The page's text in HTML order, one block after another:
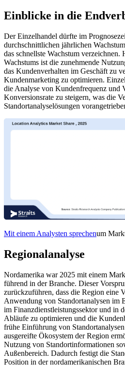
Einblicke in die
Der Einzelhandel dürfte im
durchschnittlichen jährlichen
das schnellste Wachstum verzeichnen.
Wachstums ist die zunehmende
das Kundenverhalten im Geschäft zu
Kundenmarketing zu optimieren.
die Analyse von Kundenfrequenz und
Konversionsrate zu steigern, was die
Standortanalyselösungen
Mit einem Analysten sprechenum
Regionalanalyse
Nordamerika war 2025 mit einem
führend in der Branche. Dieser
zurückzuführen, dass die Region eine
Anwendung von Standortanalysen im
im Finanzdienstleistungssektor und in
Abläufe zu optimieren und die
frühe Einführung von
ausgereifte Ökosystem der Region
Nutzung von Standortinformationen
Außenbereich. Dadurch festigt die
Position in der nordamerikanischen